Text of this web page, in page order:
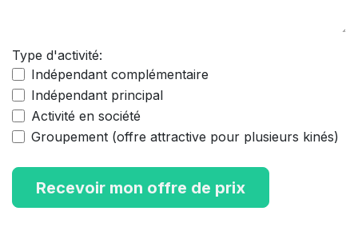
Type d'activité:
Indépendant complémentaire
Indépendant principal
Activité en société
Groupement (offre attractive pour plusieurs kinés)
Recevoir mon offre de prix